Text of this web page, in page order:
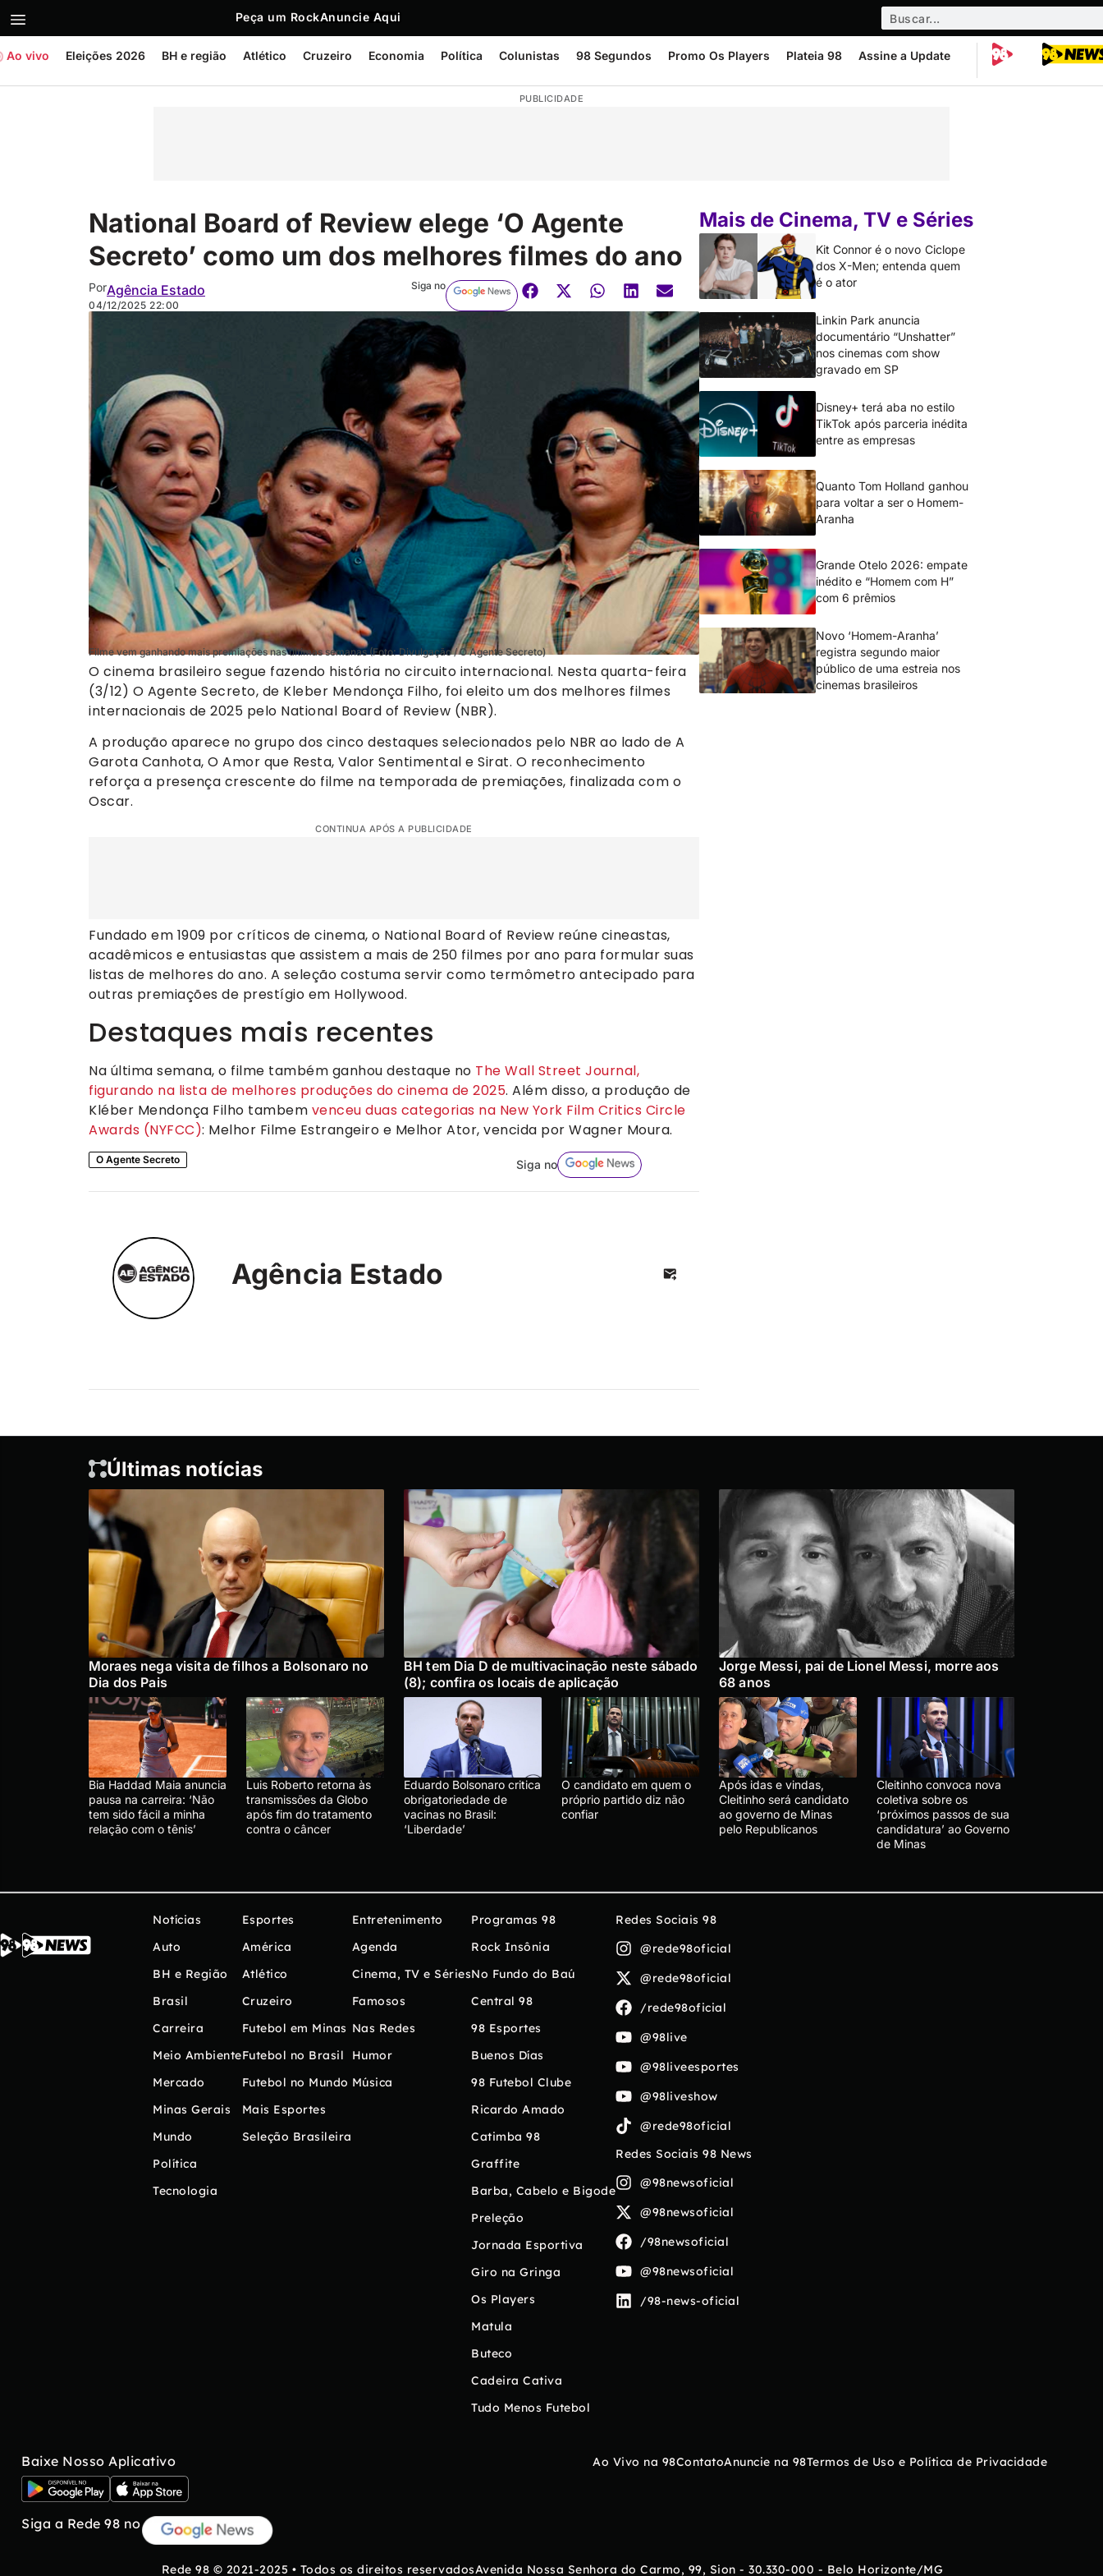
Peça um RockAnuncie Aqui
Ao vivo Eleições 2026 BH e região Atlético Cruzeiro Economia Política Colunistas 98 Segundos Promo Os Players Plateia 98 Assine a Update
PUBLICIDADE
National Board of Review elege ‘O Agente
Secreto’ como um dos melhores filmes do ano
PorAgência Estado
04/12/2025 22:00
Siga no
Filme vem ganhando mais premiações nas últimas semanas (Foto: Divulgação / O Agente Secreto)
O cinema brasileiro segue fazendo história no circuito internacional. Nesta quarta-feira
(3/12) O Agente Secreto, de Kleber Mendonça Filho, foi eleito um dos melhores filmes
internacionais de 2025 pelo National Board of Review (NBR).
A produção aparece no grupo dos cinco destaques selecionados pelo NBR ao lado de A
Garota Canhota, O Amor que Resta, Valor Sentimental e Sirat. O reconhecimento
reforça a presença crescente do filme na temporada de premiações, finalizada com o
Oscar.
CONTINUA APÓS A PUBLICIDADE
Fundado em 1909 por críticos de cinema, o National Board of Review reúne cineastas,
acadêmicos e entusiastas que assistem a mais de 250 filmes por ano para formular suas
listas de melhores do ano. A seleção costuma servir como termômetro antecipado para
outras premiações de prestígio em Hollywood.
Destaques mais recentes
Na última semana, o filme também ganhou destaque no The Wall Street Journal,
figurando na lista de melhores produções do cinema de 2025. Além disso, a produção de
Kléber Mendonça Filho tambem venceu duas categorias na New York Film Critics Circle
Awards (NYFCC): Melhor Filme Estrangeiro e Melhor Ator, vencida por Wagner Moura.
O Agente Secreto Siga no
Agência Estado
Mais de Cinema, TV e Séries
Kit Connor é o novo Ciclope
dos X-Men; entenda quem
é o ator
Linkin Park anuncia
documentário “Unshatter”
nos cinemas com show
gravado em SP
Disney+ terá aba no estilo
TikTok após parceria inédita
entre as empresas
Quanto Tom Holland ganhou
para voltar a ser o Homem-
Aranha
Grande Otelo 2026: empate
inédito e “Homem com H”
com 6 prêmios
Novo ‘Homem-Aranha’
registra segundo maior
público de uma estreia nos
cinemas brasileiros
Últimas notícias
Moraes nega visita de filhos a Bolsonaro no
Dia dos Pais
BH tem Dia D de multivacinação neste sábado
(8); confira os locais de aplicação
Jorge Messi, pai de Lionel Messi, morre aos
68 anos
Bia Haddad Maia anuncia
pausa na carreira: ‘Não
tem sido fácil a minha
relação com o tênis’
Luis Roberto retorna às
transmissões da Globo
após fim do tratamento
contra o câncer
Eduardo Bolsonaro critica
obrigatoriedade de
vacinas no Brasil:
‘Liberdade’
O candidato em quem o
próprio partido diz não
confiar
Após idas e vindas,
Cleitinho será candidato
ao governo de Minas
pelo Republicanos
Cleitinho convoca nova
coletiva sobre os
‘próximos passos de sua
candidatura’ ao Governo
de Minas
Notícias
Auto
BH e Região
Brasil
Carreira
Meio Ambiente
Mercado
Minas Gerais
Mundo
Política
Tecnologia
Esportes
América
Atlético
Cruzeiro
Futebol em Minas
Futebol no Brasil
Futebol no Mundo
Mais Esportes
Seleção Brasileira
Entretenimento
Agenda
Cinema, TV e Séries
Famosos
Nas Redes
Humor
Música
Programas 98
Rock Insônia
No Fundo do Baú
Central 98
98 Esportes
Buenos Días
98 Futebol Clube
Ricardo Amado
Catimba 98
Graffite
Barba, Cabelo e Bigode
Preleção
Jornada Esportiva
Giro na Gringa
Os Players
Matula
Buteco
Cadeira Cativa
Tudo Menos Futebol
Redes Sociais 98
@rede98oficial
@rede98oficial
/rede98oficial
@98live
@98liveesportes
@98liveshow
@rede98oficial
Redes Sociais 98 News
@98newsoficial
@98newsoficial
/98newsoficial
@98newsoficial
/98-news-oficial
Baixe Nosso Aplicativo
Siga a Rede 98 no
Ao Vivo na 98ContatoAnuncie na 98Termos de Uso e Política de Privacidade
Rede 98 © 2021-2025 • Todos os direitos reservadosAvenida Nossa Senhora do Carmo, 99, Sion - 30.330-000 - Belo Horizonte/MG